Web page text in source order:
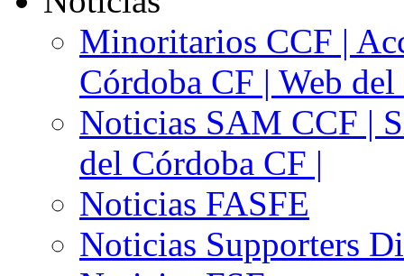
Minoritarios CCF |
Córdoba CF | Web
Noticias SAM CCF |
del Córdoba CF |
Noticias FASFE
Noticias Supporters